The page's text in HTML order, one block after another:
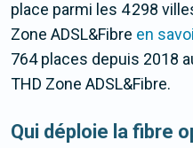
place parmi les 4 298
Zone ADSL&Fibre en
764 places depuis 2018
THD Zone ADSL&Fibre.
Qui déploie la fibre